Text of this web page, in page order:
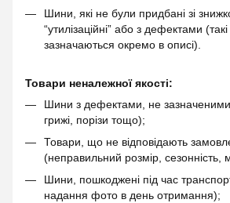
Шини, які не були придбані зі
“утилізаційні” або з дефектами
зазначаються окремо в описі).
Товари неналежної якості:
Шини з дефектами, не зазначеними
грижі, порізи тощо);
Товари, що не відповідають
(неправильний розмір, сезонність,
Шини, пошкоджені під час
надання фото в день отримання);